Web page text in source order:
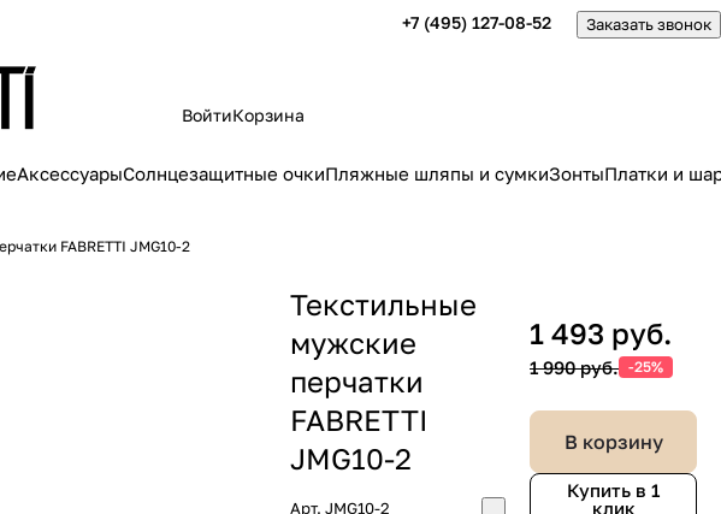
+7 (495) 127-08-52 Заказать звонок
ВойтиКорзина
АксессуарыСолнцезащитные очкиПляжные шляпы и сумкиЗонтыПлатки и
FABRETTI JMG10-2
Текстильные
мужские
перчатки
FABRETTI
JMG10-2
Арт. JMG10-2
1 493 руб.
1 990 руб. -25%
В корзину
Купить в 1
клик